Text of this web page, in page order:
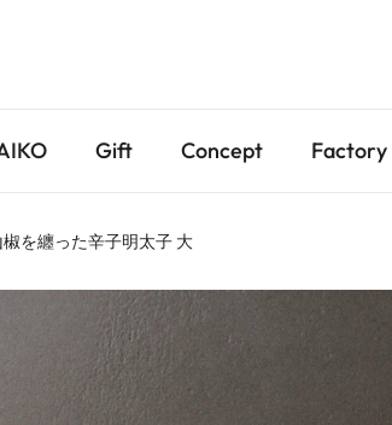
Gift Concept Factory
を纏った辛子明太子 大